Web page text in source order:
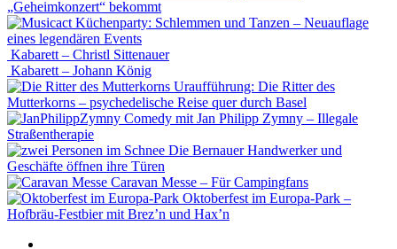
„Geheimkonzert“ bekommt
Küchenparty: Schlemmen und Tanzen – Neuauflage
eines legendären Events
Kabarett – Christl Sittenauer
Kabarett – Johann König
Uraufführung: Die Ritter des
Mutterkorns – psychedelische Reise quer durch Basel
Comedy mit Jan Philipp Zymny – Illegale
Straßentherapie
Die Bernauer Handwerker und
Geschäfte öffnen ihre Türen
Caravan Messe – Für Campingfans
Oktoberfest im Europa-Park –
Hofbräu-Festbier mit Brez’n und Hax’n